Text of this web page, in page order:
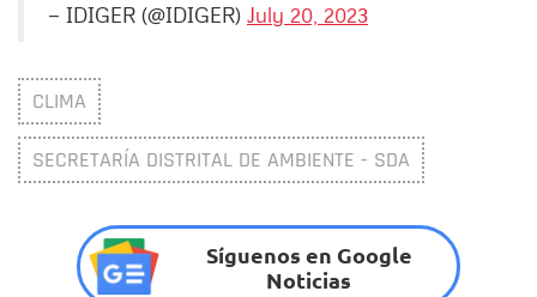
— IDIGER (@IDIGER) July 20, 2023
CLIMA
SECRETARÍA DISTRITAL DE AMBIENTE - SDA
Síguenos en Google
Noticias